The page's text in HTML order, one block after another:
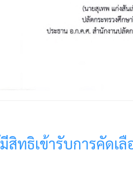
ทธิเข้ารับการคัดเ